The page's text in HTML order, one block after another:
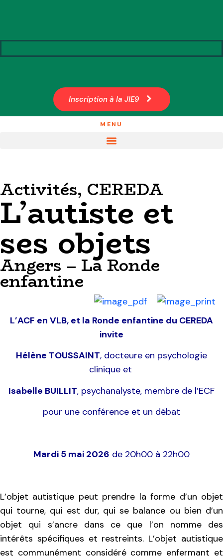
Inscription à la JIE9
MENU
Activités, CEREDA
L’autiste et
ses objets
Angers – La Ronde
enfantine
L’ACF en VLB, et la Ronde enfantine du CEREDA
invite
Hélène TOUSSAINT, docteure en psychologie
clinique et
Isabelle BUILLIT, psychanalyste, membre de l’ECF
pour une conférence et un débat
Mardi 5 mai 2026 de 20h00 à 22h00
L’objet autistique peut prendre la forme d’un objet
qui tourne, qui est dur, qui se balance ou bien d’un
objet qui s’ancre dans ce que l’on nomme des
intérêts spécifiques et restreints. L’objet autistique
est communément considéré comme enfermant et